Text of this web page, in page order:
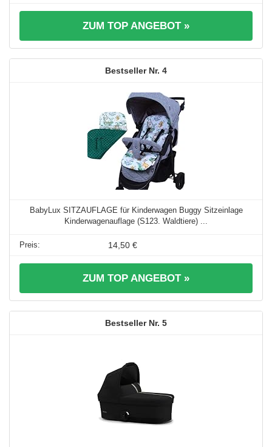
ZUM TOP ANGEBOT »
4
BabyLux SITZAUFLAGE für Kinderwagen Buggy Sitzeinlage
Kinderwagenauflage (S123. Waldtiere) ...
14,50 €
ZUM TOP ANGEBOT »
5